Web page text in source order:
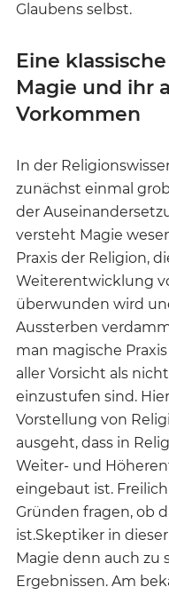
Glaubens selbst.
Eine
Magie und ihr
Vorkommen
In der
zunächst einmal
der
versteht Magie
Praxis der Religion,
Weiterentwicklung
überwunden wird
Aussterben
man magische
aller Vorsicht als
einzustufen sind.
Vorstellung von
ausgeht, dass in
Weiter- und
eingebaut ist.
Gründen fragen, ob
ist.Skeptiker in
Magie denn auch zu
Ergebnissen. Am